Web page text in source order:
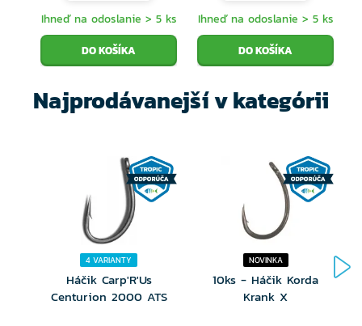
Ihneď na odoslanie > 5 ks Ihneď na odoslanie > 5 ks
Najprodávanejší v kategórii
4 VARIANTY
Háčik Carp'R'Us
Centurion 2000 ATS
NOVINKA
10ks - Háčik Korda
Krank X